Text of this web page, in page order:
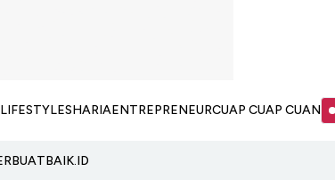
LIFESTYLESHARIAENTREPRENEURCUAP CUAP CUAN